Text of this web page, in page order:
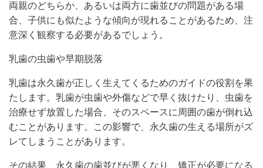
両親のどちらか、あるいは両方に歯並びの問題がある場
合、子供にも似たような傾向が現れることがあるため、注
意深く観察する必要があるでしょう。
乳歯の虫歯や早期脱落
乳歯は永久歯が正しく生えてくるためのガイドの役割を果
たします。乳歯が虫歯や外傷などで早く抜けたり、虫歯を
治療せず放置した場合、そのスペースに周囲の歯が倒れ込
むことがあります。この影響で、永久歯の生える場所がズ
レてしまうことがあります。
その結果、永久歯の歯並びが悪くなり、矯正が必要になる